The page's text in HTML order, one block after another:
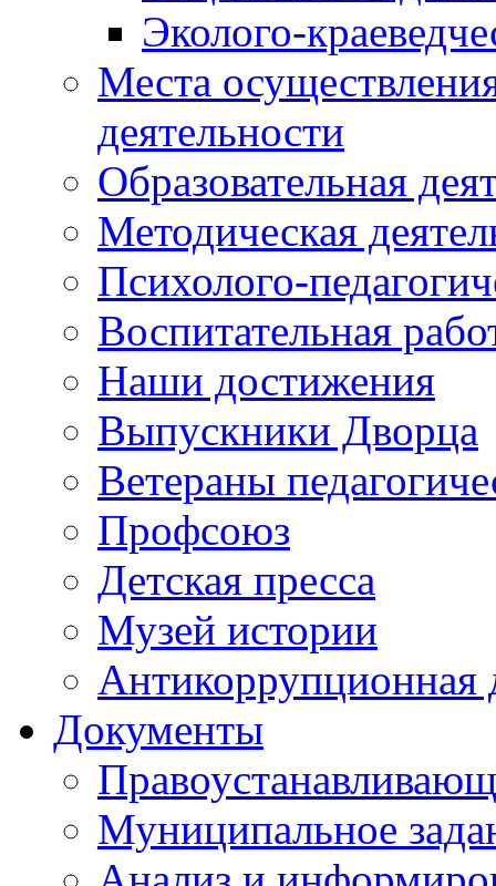
Эколого-
Места
деятельности
Образовательная
Методическая
Психолого-
Воспитательная
Наши достижения
Выпускники Дворца
Ветераны
Профсоюз
Детская пресса
Музей истории
Антикоррупционная
Документы
Муниципальное